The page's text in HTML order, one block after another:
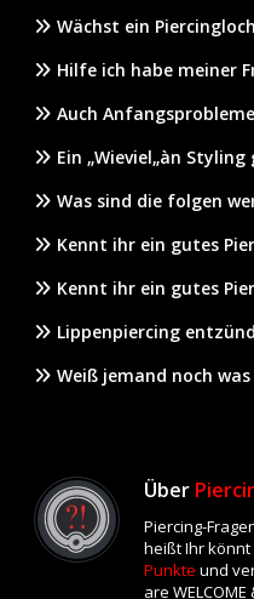
Wächst ein
Hilfe ich habe meiner
Auch
Ein „Wieviel„àn
Was sind die folgen
Kennt ihr ein gutes
Kennt ihr ein gutes
Lippenpiercing
Weiß jemand noch
Über
Piercing-
heißt Ihr
Punkte und
are